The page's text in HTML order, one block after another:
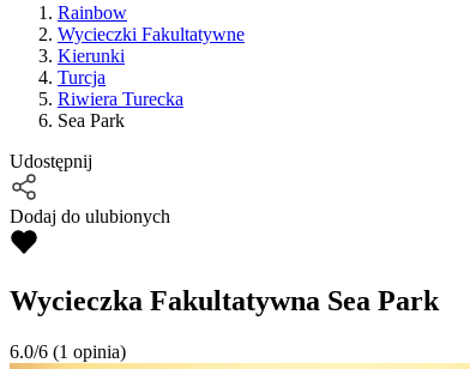
Rainbow
Wycieczki Fakultatywne
Kierunki
Turcja
Riwiera Turecka
Sea Park
Udostępnij
Dodaj do ulubionych
Wycieczka Fakultatywna Sea Park
6.0/6 (1 opinia)